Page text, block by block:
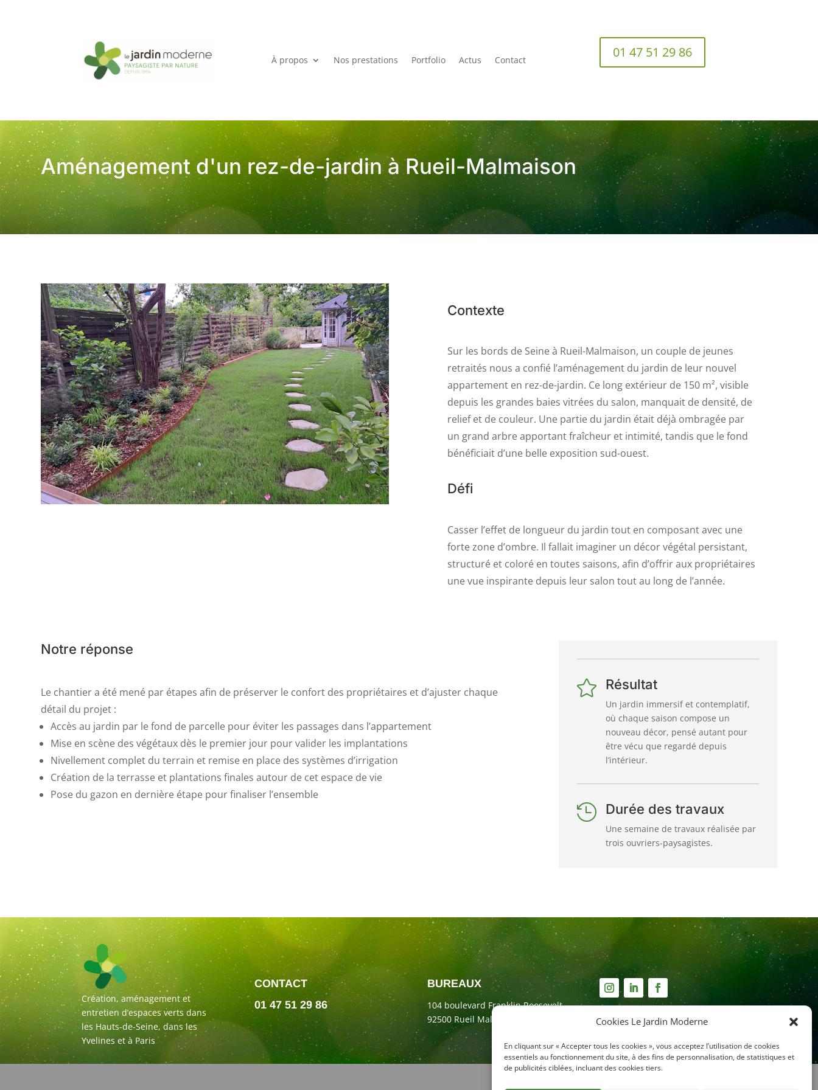
Cookies Le Jardin Moderne
En cliquant sur « Accepter tous les cookies », vous acceptez l’utilisation de cookies
essentiels au fonctionnement du site, à des fins de personnalisation, de statistiques et
de publicités ciblées, incluant des cookies tiers.
À propos Nos prestations Portfolio Actus Contact 01 47 51 29 86
Aménagement d'un rez-de-jardin à Rueil-Malmaison
Contexte
Sur les bords de Seine à Rueil-Malmaison, un couple de jeunes
retraités nous a confié l’aménagement du jardin de leur nouvel
appartement en rez-de-jardin. Ce long extérieur de 150 m², visible
depuis les grandes baies vitrées du salon, manquait de densité, de
relief et de couleur. Une partie du jardin était déjà ombragée par
un grand arbre apportant fraîcheur et intimité, tandis que le fond
bénéficiait d’une belle exposition sud-ouest.
Défi
Casser l’effet de longueur du jardin tout en composant avec une
forte zone d’ombre. Il fallait imaginer un décor végétal persistant,
structuré et coloré en toutes saisons, afin d’offrir aux propriétaires
une vue inspirante depuis leur salon tout au long de l’année.
Notre réponse
Le chantier a été mené par étapes afin de préserver le confort des propriétaires et d’ajuster chaque
détail du projet :
Accès au jardin par le fond de parcelle pour éviter les passages dans l’appartement
Mise en scène des végétaux dès le premier jour pour valider les implantations
Nivellement complet du terrain et remise en place des systèmes d’irrigation
Création de la terrasse et plantations finales autour de cet espace de vie
Pose du gazon en dernière étape pour finaliser l’ensemble
 Résultat
Un jardin immersif et contemplatif,
où chaque saison compose un
nouveau décor, pensé autant pour
être vécu que regardé depuis
l’intérieur.
 Durée des travaux
Une semaine de travaux réalisée par
trois ouvriers-paysagistes.
Création, aménagement et
entretien d’espaces verts dans
les Hauts-de-Seine, dans les
Yvelines et à Paris
CONTACT
01 47 51 29 86
BUREAUX
104 boulevard Franklin Roosevelt
92500 Rueil Malmaison